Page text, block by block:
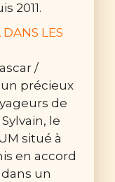
2011.
LES
/
précieux
de
le
situé à
en accord
un